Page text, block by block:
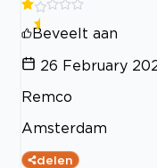
Beveelt aan
26 February
Remco
Amsterdam
delen